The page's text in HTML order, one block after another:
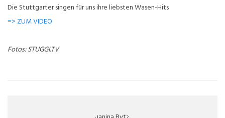
Die Stuttgarter singen für uns ihre liebsten Wasen-Hits
=> ZUM VIDEO
Fotos: STUGGI.TV